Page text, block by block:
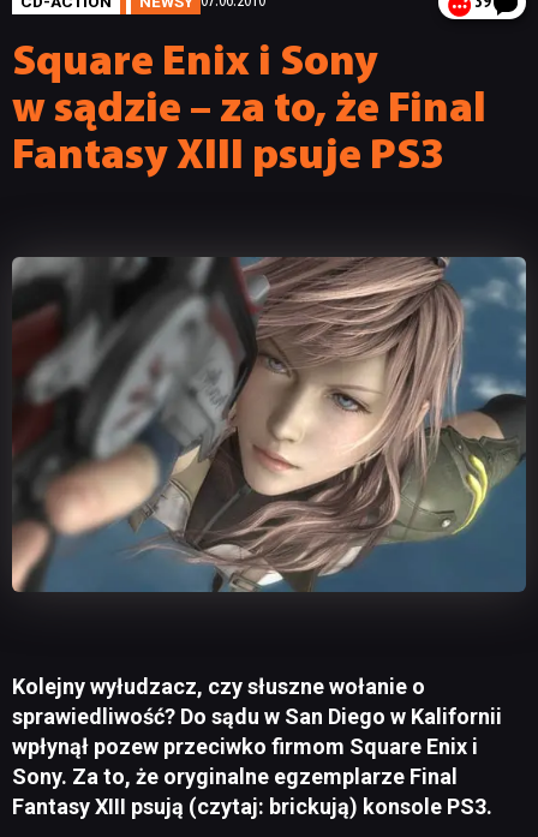
Square Enix i Sony
w sądzie – za to, że Final
Fantasy XIII psuje PS3
Kolejny wyłudzacz, czy słuszne wołanie o
sprawiedliwość? Do sądu w San Diego w Kalifornii
wpłynął pozew przeciwko firmom Square Enix i
Sony. Za to, że oryginalne egzemplarze Final
Fantasy XIII psują (czytaj: brickują) konsole PS3.